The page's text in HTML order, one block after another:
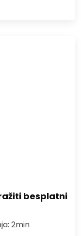
besplatni
2min